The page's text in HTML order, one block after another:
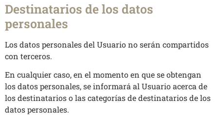
Destinatarios de los datos
personales
Los datos personales del Usuario no serán compartidos
con terceros.
En cualquier caso, en el momento en que se obtengan
los datos personales, se informará al Usuario acerca de
los destinatarios o las categorías de destinatarios de los
datos personales.